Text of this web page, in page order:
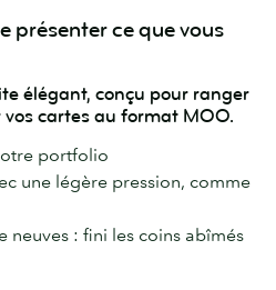
présenter ce que vous
élégant, conçu pour ranger
cartes au format MOO.
portfolio
une légère pression, comme
neuves : fini les coins abîmés